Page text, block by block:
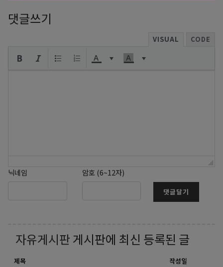
댓글쓰기
VISUAL CODE
닉네임 암호 (6~12자)
댓글달기
자유게시판 게시판에 최신 등록된 글
제목 작성일